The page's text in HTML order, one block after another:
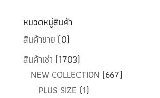
หมวดหมู่สินค้า
สินค้าขาย (0)
สินค้าเช่า (1703)
NEW COLLECTION (667)
PLUS SIZE (1)